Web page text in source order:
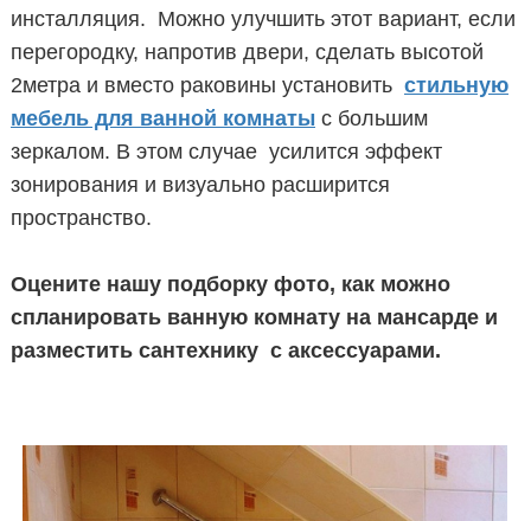
инсталляция. Можно улучшить этот вариант, если
перегородку, напротив двери, сделать высотой
2метра и вместо раковины установить стильную
мебель для ванной комнаты с большим
зеркалом. В этом случае усилится эффект
зонирования и визуально расширится
пространство.
Оцените нашу подборку фото, как можно
спланировать ванную комнату на мансарде и
разместить сантехнику с аксессуарами.